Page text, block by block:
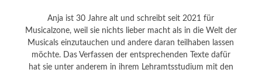
Anja ist 30 Jahre alt und schreibt seit 2021 für
Musicalzone, weil sie nichts lieber macht als in die Welt der
Musicals einzutauchen und andere daran teilhaben lassen
möchte. Das Verfassen der entsprechenden Texte dafür
hat sie unter anderem in ihrem Lehramtsstudium mit den